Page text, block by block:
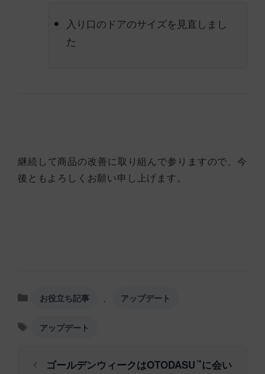
入り口のドアのサイズを見直しまし
た
継続して商品の改善に取り組んで参りますので、今
後ともよろしくお願い申し上げます。
ゴ
お役立ち記事 アップデート
タアップデート
ゴールデンウィークはOTODASU ™ に会い